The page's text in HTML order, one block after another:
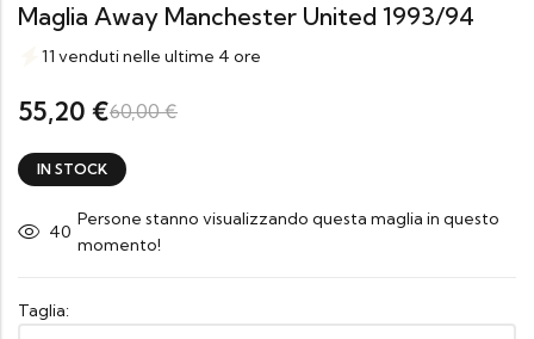
Maglia Away Manchester United 1993/94
11 venduti nelle ultime 4 ore
55,20 €60,00€
IN STOCK
40
Persone stanno visualizzando questa maglia in questo
momento!
Taglia: